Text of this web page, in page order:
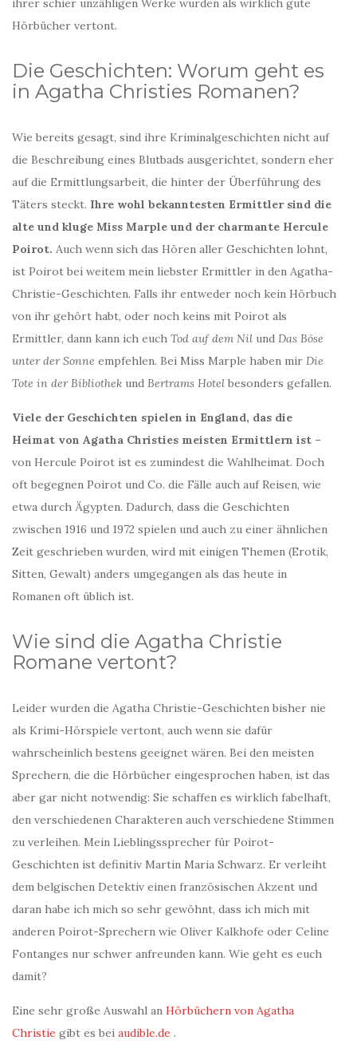
ihrer schier unzähligen Werke wurden als wirklich gute
Hörbücher vertont.
Die Geschichten: Worum geht es
in Agatha Christies Romanen?
Wie bereits gesagt, sind ihre Kriminalgeschichten nicht auf
die Beschreibung eines Blutbads ausgerichtet, sondern eher
auf die Ermittlungsarbeit, die hinter der Überführung des
Täters steckt. Ihre wohl bekanntesten Ermittler sind die
alte und kluge Miss Marple und der charmante Hercule
Poirot. Auch wenn sich das Hören aller Geschichten lohnt,
ist Poirot bei weitem mein liebster Ermittler in den Agatha-
Christie-Geschichten. Falls ihr entweder noch kein Hörbuch
von ihr gehört habt, oder noch keins mit Poirot als
Ermittler, dann kann ich euch Tod auf dem Nil und Das Böse
unter der Sonne empfehlen. Bei Miss Marple haben mir Die
Tote in der Bibliothek und Bertrams Hotel besonders gefallen.
Viele der Geschichten spielen in England, das die
Heimat von Agatha Christies meisten Ermittlern ist –
von Hercule Poirot ist es zumindest die Wahlheimat. Doch
oft begegnen Poirot und Co. die Fälle auch auf Reisen, wie
etwa durch Ägypten. Dadurch, dass die Geschichten
zwischen 1916 und 1972 spielen und auch zu einer ähnlichen
Zeit geschrieben wurden, wird mit einigen Themen (Erotik,
Sitten, Gewalt) anders umgegangen als das heute in
Romanen oft üblich ist.
Wie sind die Agatha Christie
Romane vertont?
Leider wurden die Agatha Christie-Geschichten bisher nie
als Krimi-Hörspiele vertont, auch wenn sie dafür
wahrscheinlich bestens geeignet wären. Bei den meisten
Sprechern, die die Hörbücher eingesprochen haben, ist das
aber gar nicht notwendig: Sie schaffen es wirklich fabelhaft,
den verschiedenen Charakteren auch verschiedene Stimmen
zu verleihen. Mein Lieblingssprecher für Poirot-
Geschichten ist definitiv Martin Maria Schwarz. Er verleiht
dem belgischen Detektiv einen französischen Akzent und
daran habe ich mich so sehr gewöhnt, dass ich mich mit
anderen Poirot-Sprechern wie Oliver Kalkhofe oder Celine
Fontanges nur schwer anfreunden kann. Wie geht es euch
damit?
Eine sehr große Auswahl an Hörbüchern von Agatha
Christie gibt es bei audible.de .